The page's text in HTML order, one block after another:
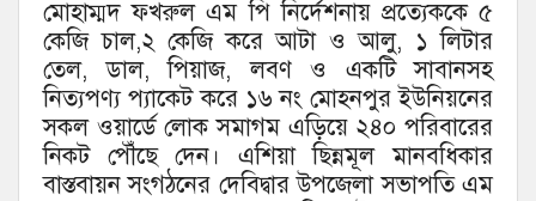
মোহাম্মদ ফখরুল এম পি নির্দেশনায় প্রত্যেককে ৫
কেজি চাল,২ কেজি করে আটা ও আলু, ১ লিটার
তেল, ডাল, পিয়াজ, লবণ ও একটি সাবানসহ
নিত্যপণ্য প্যাকেট করে ১৬ নং মোহনপুর ইউনিয়নের
সকল ওয়ার্ডে লোক সমাগম এড়িয়ে ২৪০ পরিবারের
নিকট পৌঁছে দেন। এশিয়া ছিন্নমূল মানবধিকার
বাস্তবায়ন সংগঠনের দেবিদ্বার উপজেলা সভাপতি এম